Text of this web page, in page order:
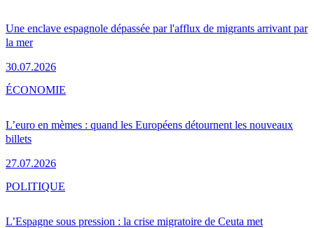
Une enclave espagnole dépassée par l'afflux de migrants arrivant par
la mer
30.07.2026
L’euro en mèmes : quand les Européens détournent les nouveaux
billets
27.07.2026
ÉCONOMIE
L’Espagne sous pression : la crise migratoire de Ceuta met
POLITIQUE